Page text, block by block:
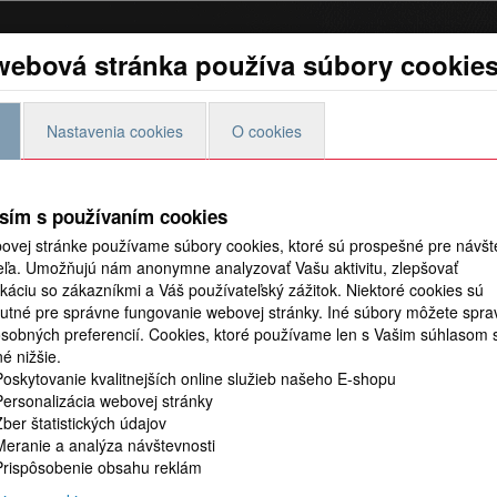
Preteky Foto video Predaj povoleniek Blog
stránka používa súbory
Nastavenia cookies O cookies
s používaním cookies
stránke používame súbory cookies, ktoré sú prospešné pre
Umožňujú nám anonymne analyzovať Vašu aktivitu, zlepšovať
so zákazníkmi a Váš používateľský zážitok. Niektoré cookies sú
pre správne fungovanie webovej stránky. Iné súbory môžete
preferencií. Cookies, ktoré používame len s Vašim súhlasom
nižšie.
kvalitnejších online služieb našeho E-shopu
webovej stránky
štatistických údajov
a analýza návštevnosti
obsahu reklám